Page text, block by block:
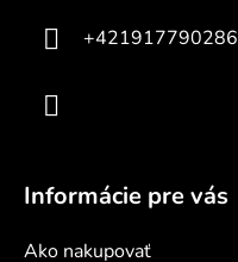
+421917790286
Informácie pre vás
Ako nakupovať